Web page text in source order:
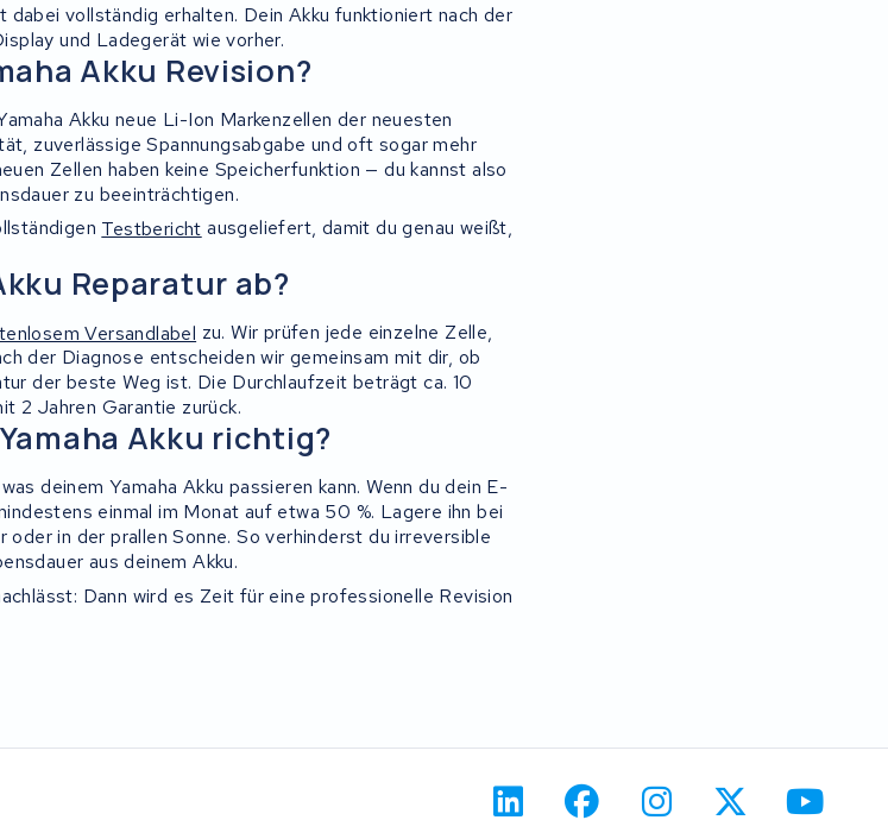
vollständig erhalten. Dein Akku funktioniert nach der
und Ladegerät wie vorher.
Akku Revision?
Akku neue Li-Ion Markenzellen der neuesten
zuverlässige Spannungsabgabe und oft sogar mehr
Zellen haben keine Speicherfunktion — du kannst also
zu beeinträchtigen.
Testbericht ausgeliefert, damit du genau weißt,
Reparatur ab?
Versandlabel zu. Wir prüfen jede einzelne Zelle,
der Diagnose entscheiden wir gemeinsam mit dir, ob
der beste Weg ist. Die Durchlaufzeit beträgt ca. 10
2 Jahren Garantie zurück.
Akku richtig?
deinem Yamaha Akku passieren kann. Wenn du dein E-
einmal im Monat auf etwa 50 %. Lagere ihn bei
in der prallen Sonne. So verhinderst du irreversible
aus deinem Akku.
Dann wird es Zeit für eine professionelle Revision